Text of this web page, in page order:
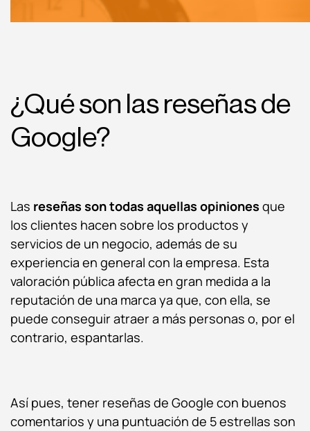
¿Qué son las reseñas de
Google?
Las reseñas son todas aquellas opiniones que
los clientes hacen sobre los productos y
servicios de un negocio, además de su
experiencia en general con la empresa. Esta
valoración pública afecta en gran medida a la
reputación de una marca ya que, con ella, se
puede conseguir atraer a más personas o, por el
contrario, espantarlas.
Así pues, tener reseñas de Google con buenos
comentarios y una puntuación de 5 estrellas son